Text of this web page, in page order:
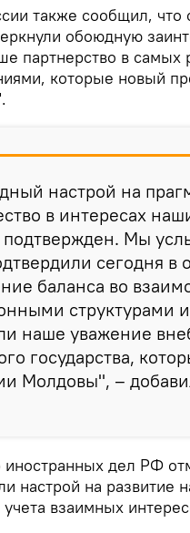
также сообщил, что
обоюдную
партнерство в самых
которые новый
настрой на
в интересах
Мы
сегодня
баланса во
структурами
наше уважение
государства,
Молдовы", –
иностранных дел РФ
настрой на
взаимных